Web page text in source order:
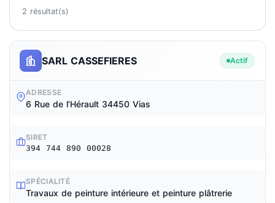
SARL CASSEFIERES Actif
ADRESSE
6 Rue de l’Hérault 34450 Vias
SIRET
394 744 890 00028
SPÉCIALITÉ
Travaux de peinture intérieure et peinture plâtrerie
2 résultat(s)